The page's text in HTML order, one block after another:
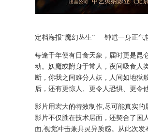
定档海报“魔幻丛生” 钟馗一身正气
每逢千年便有日食天象，届时更是昆
动。妖魔或附身于常人，夜间吸食人
断，你我之间难分人妖，人间如地狱
后，还有更惊人、更令人恐惧、更
影片用宏大的特效制作,尽可能真实的
影片不仅胜在技术层面，还契合了国
面,视觉冲击兼具灵异质感。从此次